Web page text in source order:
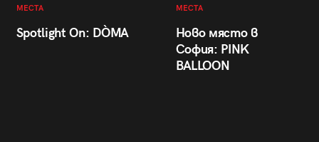
МЕСТА
Spotlight On: DÒMA
МЕСТА
Ново място в
София: PINK
BALLOON